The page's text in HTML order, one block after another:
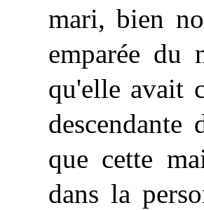
mari, bien
emparée du
qu'elle avait
descendante
que cette
dans la